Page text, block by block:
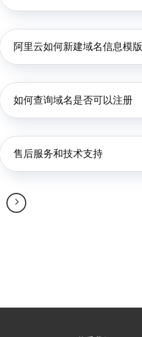
阿里云如何新建域名信息模版
如何查询域名是否可以注册
售后服务和技术支持